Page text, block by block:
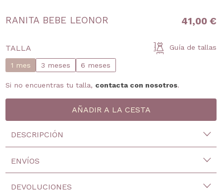
RANITA BEBE LEONOR 41,00 €
TALLA Guía de tallas
1 mes 3 meses 6 meses
Si no encuentras tu talla, contacta con nosotros.
DESCRIPCIÓN
ENVÍOS
DEVOLUCIONES